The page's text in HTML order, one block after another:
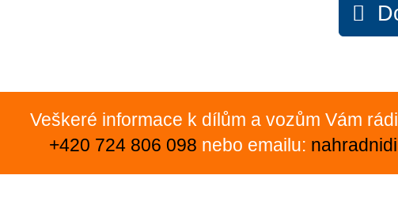
Veškeré informace k dílům a vozům Vám
+420 724 806 098 nebo emailu: